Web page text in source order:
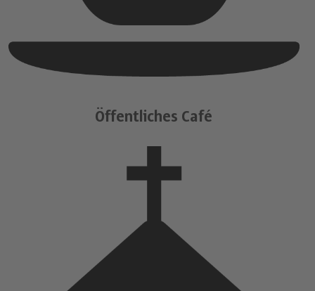
Öffentliches Café